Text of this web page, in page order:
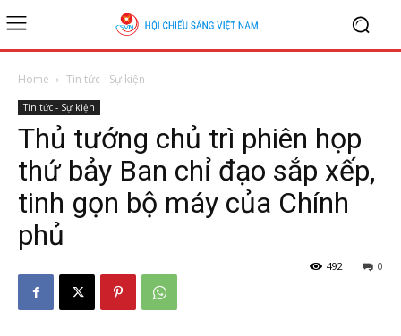
Home Tin tức - Sự kiện
Tin tức - Sự kiện
Thủ tướng chủ trì phiên họp
thứ bảy Ban chỉ đạo sắp xếp,
tinh gọn bộ máy của Chính
phủ
0
492